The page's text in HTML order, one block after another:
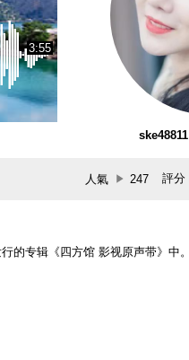
3:55
ske48811
人氣 247 評分
的专辑《四方馆 影视原声带》中。